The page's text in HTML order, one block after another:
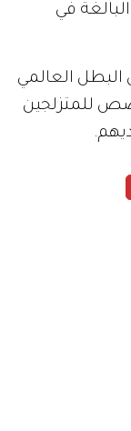
في
البطل العالمي
للمتزلجين